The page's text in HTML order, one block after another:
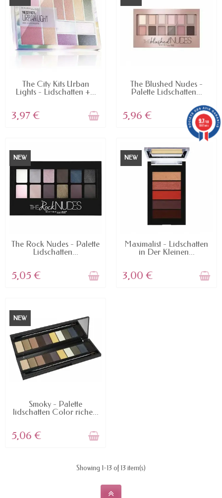
NICHT AUF LAGER
The City Kits Urban
Lights - Lidschatten +...
3,97 €
NICHT AUF LAGER
The Blushed Nudes -
Palette Lidschatten...
5,96 €
NEW
NICHT AUF LAGER
The Rock Nudes - Palette
Lidschatten...
5,05 €
NEW
NICHT AUF LAGER
Maximalist - Lidschatten
in Der Kleinen...
3,00 €
NEW
NICHT AUF LAGER
Smoky - Palette
lidschatten Color riche...
5,06 €
Showing 1-13 of 13 item(s)
9.7/10
5887 avis